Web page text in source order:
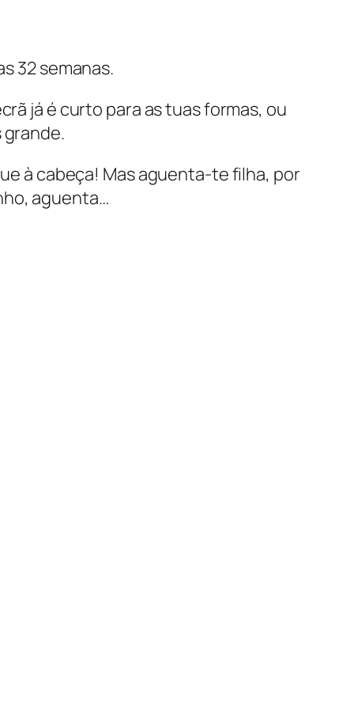
32 semanas.
já é curto para as tuas formas, ou
grande.
à cabeça! Mas aguenta-te filha, por
aguenta…